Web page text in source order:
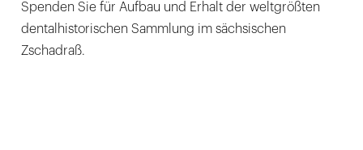
Spenden Sie für Aufbau und Erhalt der weltgrößten
dentalhistorischen Sammlung im sächsischen
Zschadraß.